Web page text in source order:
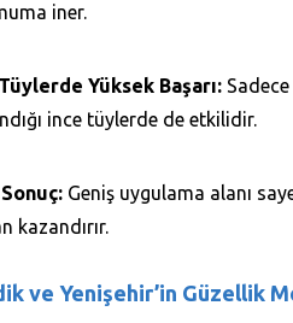
iner.
Yüksek Başarı:
ince tüylerde de etkilidir.
Sonuç: Geniş uygulama alanı
kazandırır.
ve Yenişehir’in Güzellik